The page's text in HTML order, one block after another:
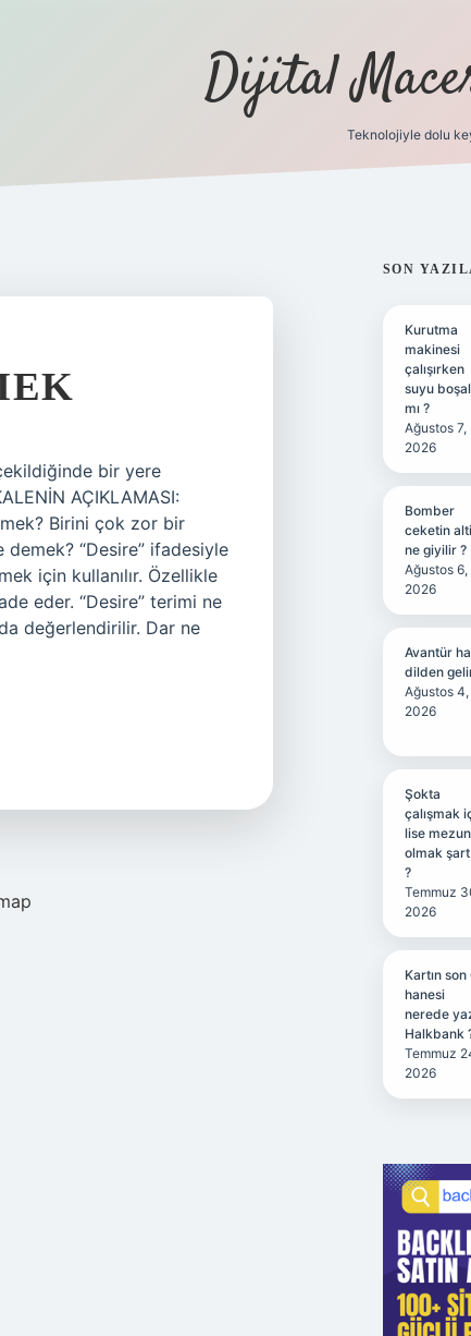
Dijital
Teknolojiyle dolu
bir yere
AÇIKLAMASI:
Birini çok zor bir
“Desire” ifadesiyle
için kullanılır. Özellikle
eder. “Desire” terimi ne
değerlendirilir. Dar ne
SON
Kurutma
makinesi
çalışırken
suyu
mı ?
Ağustos 7,
2026
Bomber
ceketin
ne giyilir ?
Ağustos 6,
2026
Avantür
dilden
Ağustos 4,
2026
Şokta
çalışmak
lise
olmak şart
?
Temmuz
2026
Kartın son
hanesi
nerede
Halkbank
Temmuz
2026